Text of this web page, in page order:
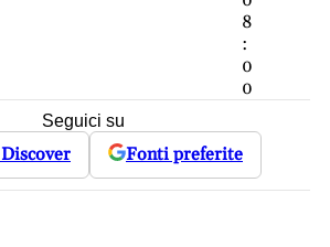
8
:
0
0
Seguici su
Discover Fonti preferite